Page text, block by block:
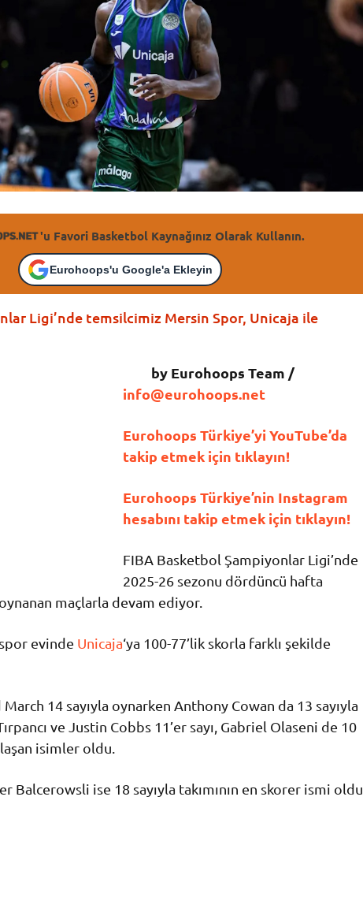
'u Favori Basketbol Kaynağınız Olarak Kullanın.
Eurohoops'u Google'a Ekleyin
Ligi’nde temsilcimiz Mersin Spor, Unicaja ile
by Eurohoops Team /
info@eurohoops.net
Eurohoops Türkiye’yi YouTube’da
takip etmek için tıklayın!
Eurohoops Türkiye’nin Instagram
hesabını takip etmek için tıklayın!
FIBA Basketbol Şampiyonlar Ligi’nde
2025-26 sezonu dördüncü hafta
maçlarla devam ediyor.
evinde Unicaja‘ya 100-77’lik skorla farklı şekilde
14 sayıyla oynarken Anthony Cowan da 13 sayıyla
ve Justin Cobbs 11’er sayı, Gabriel Olaseni de 10
isimler oldu.
Balcerowsli ise 18 sayıyla takımının en skorer ismi oldu.